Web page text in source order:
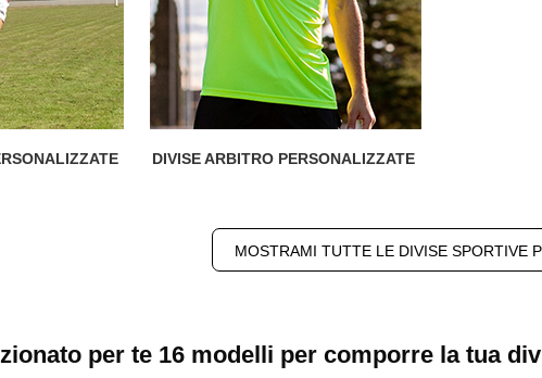
DIVISE ARBITRO PERSONALIZZATE
MOSTRAMI TUTTE LE DIVISE SPORTIVE
per te 16 modelli per comporre la tua